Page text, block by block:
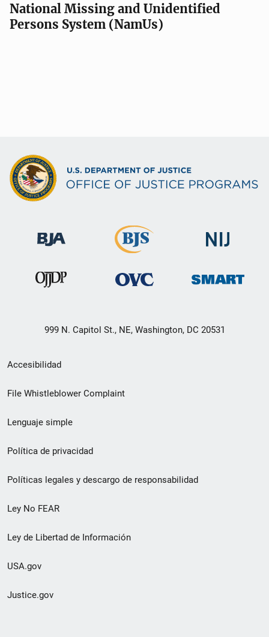
National Missing and Unidentified
Persons System (NamUs)
999 N. Capitol St., NE, Washington, DC 20531
Menú
de
de
pie
de
página
Accesibilidad
File Whistleblower Complaint
Lenguaje simple
Política de privacidad
Políticas legales y descargo de responsabilidad
Ley No FEAR
Ley de Libertad de Información
USA.gov
Justice.gov